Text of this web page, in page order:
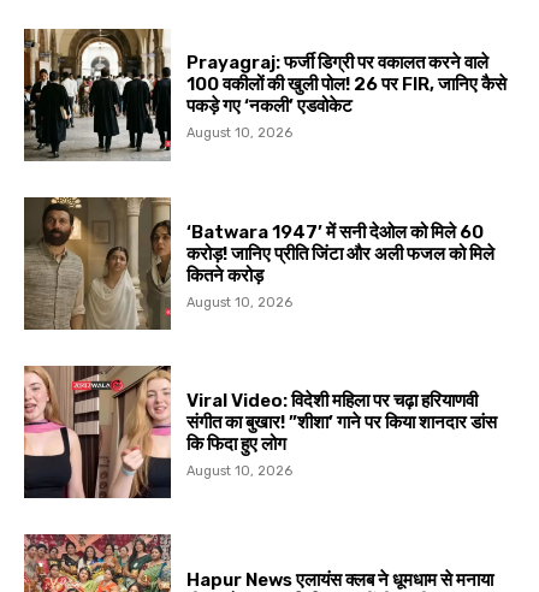
Prayagraj: फर्जी डिग्री पर वकालत करने वाले
100 वकीलों की खुली पोल! 26 पर FIR, जानिए कैसे
पकड़े गए ‘नकली’ एडवोकेट
August 10, 2026
‘Batwara 1947’ में सनी देओल को मिले ₹60
करोड़! जानिए प्रीति जिंटा और अली फजल को मिले
कितने करोड़
August 10, 2026
Viral Video: विदेशी महिला पर चढ़ा हरियाणवी
संगीत का बुखार! ”शीशा’ गाने पर किया शानदार डांस
कि फिदा हुए लोग
August 10, 2026
Hapur News एलायंस क्लब ने धूमधाम से मनाया